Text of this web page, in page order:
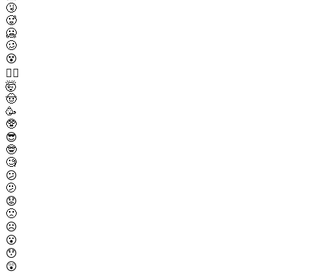
🤧
🥵
🥶
🥴
😵
😵‍💫
🤯
🤠
🥳
🥸
😎
🤓
🧐
😕
🫤
😟
🙁
☹️
😮
😯
😲